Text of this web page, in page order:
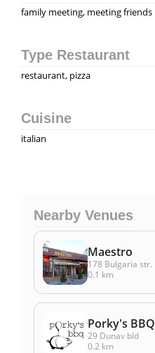
family meeting, meeting friends
Type Restaurant
restaurant, pizza
Cuisine
italian
Nearby Venues
Maestro
178 Bulgaria str.
0.1 km
Porky's BBQ
29 Dunav bld
0.2 km